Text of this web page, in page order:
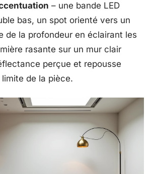
– une bande LED
bas, un spot orienté vers un
de la profondeur en éclairant les
rasante sur un mur clair
perçue et repousse
de la pièce.